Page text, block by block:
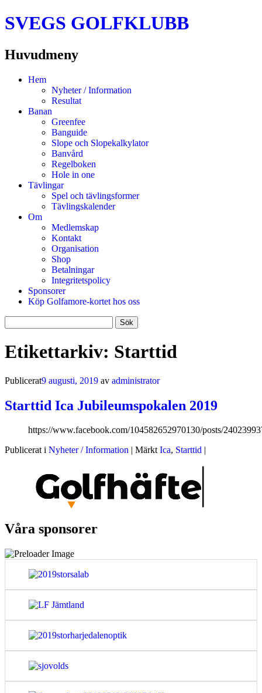
SVEGS GOLFKLUBB
Huvudmeny
HoppaHem
Nyheter / Information
Resultat
Banan
Greenfee
Banguide
Slope och Slopekalkylator
Banvård
Regelboken
Hole in one
Tävlingar
Spel och tävlingsformer
Tävlingskalender
Om
Medlemskap
Kontakt
Organisation
Shop
Betalningar
Integritetspolicy
Sponsorer
Köp Golfamore-kortet hos oss
efter:
Etikettarkiv: Starttid
Publicerat9 augusti, 2019 av administrator
Starttid Ica Jubileumspokalen 2019
https://www.facebook.com/104582652970130/posts/
Publicerat i Nyheter / Information MärktIca, Starttid
Våra sponsorer